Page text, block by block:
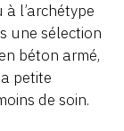
l’archétype
une sélection
béton armé,
petite
de soin.